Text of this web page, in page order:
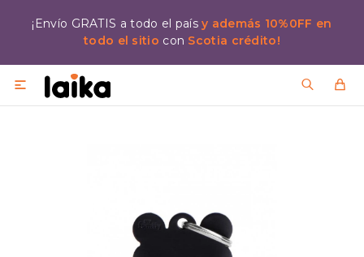
¡Envío GRATIS a todo el paísy además 10%0FF en
todo el sitio con Scotia crédito!
